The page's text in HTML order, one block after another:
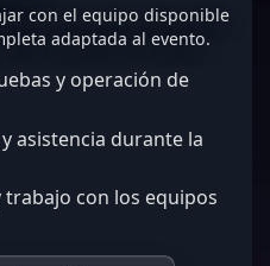
con el equipo disponible
adaptada al evento.
y operación de
asistencia durante la
con los equipos